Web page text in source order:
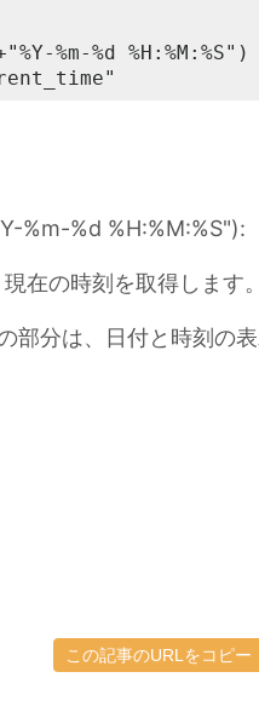
%m-%d %H:%M:%S")
%m-%d %H:%M:%S"):
在の時刻を取得します。
部分は、日付と時刻の
この記事のURLをコピー